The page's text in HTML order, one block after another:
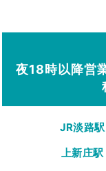
夜18時以降営
JR淡路駅
上新庄駅